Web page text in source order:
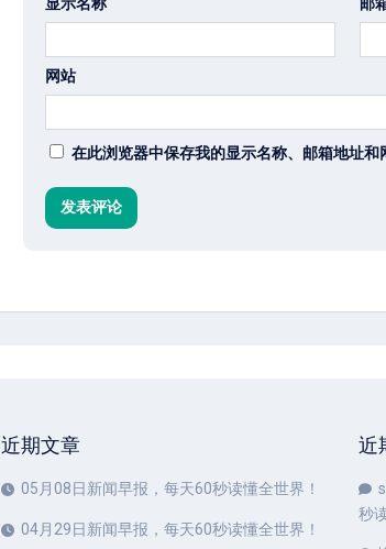
显示名称 邮
网站
在此浏览器中保存我的显示名称、邮箱地址和
近期文章
05月08日新闻早报，每天60秒读懂全世界！
04月29日新闻早报，每天60秒读懂全世界！
近
秒